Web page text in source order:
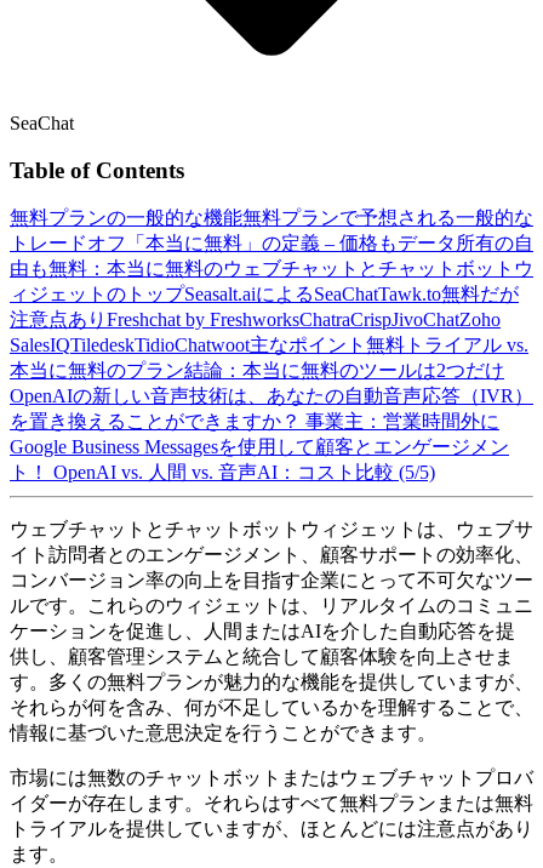
SeaChat
Table of Contents
無料プランの一般的な機能無料プランで予想される一般的な
トレードオフ
「本当に無料」の定義 – 価格もデータ所有の自
由も無料： 本当に無料のウェブチャットとチャットボットウ
ィジェットのトップSeasalt.aiによるSeaChatTawk.to無料だが
注意点あり Freshchat by FreshworksChatraCrispJivoChatZoho
SalesIQTiledeskTidioChatwoot主なポイント 無料トライアル vs.
本当に無料のプラン結論：本当に無料のツールは2つだけ
OpenAIの新しい音声技術は、あなたの自動音声応答（IVR）
を置き換えることができますか？ 事業主：営業時間外に
Google Business Messagesを使用して顧客とエンゲージメン
ト！ OpenAI vs. 人間 vs. 音声AI：コスト比較 (5/5)
ウェブチャットとチャットボットウィジェットは、ウェブサ
イト訪問者とのエンゲージメント、顧客サポートの効率化、
コンバージョン率の向上を目指す企業にとって不可欠なツー
ルです。これらのウィジェットは、リアルタイムのコミュニ
ケーションを促進し、人間またはAIを介した自動応答を提
供し、顧客管理システムと統合して顧客体験を向上させま
す。多くの無料プランが魅力的な機能を提供していますが、
それらが何を含み、何が不足しているかを理解することで、
情報に基づいた意思決定を行うことができます。
市場には無数のチャットボットまたはウェブチャットプロバ
イダーが存在します。それらはすべて無料プランまたは無料
トライアルを提供していますが、ほとんどには注意点があり
ます。